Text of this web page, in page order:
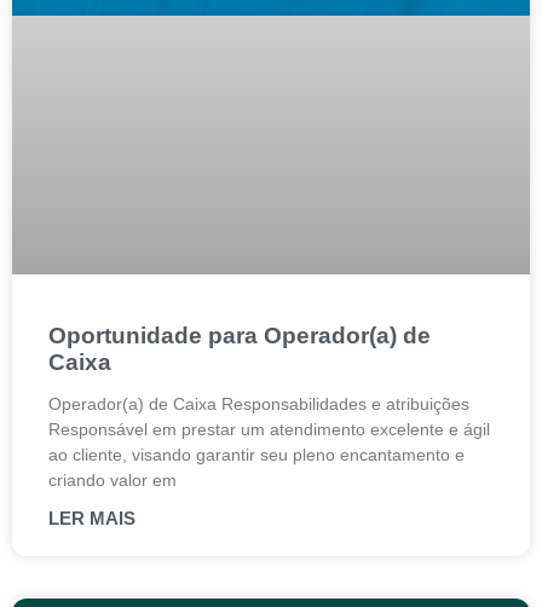
Oportunidade para Operador(a) de
Caixa
Operador(a) de Caixa Responsabilidades e atribuições
Responsável em prestar um atendimento excelente e ágil
ao cliente, visando garantir seu pleno encantamento e
criando valor em
LER MAIS